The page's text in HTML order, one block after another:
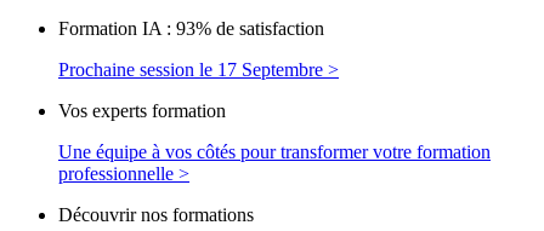
Formation IA : 93% de satisfaction
Prochaine session le 17 Septembre >
Vos experts formation
Une équipe à vos côtés pour transformer votre formation
professionnelle >
Découvrir nos formations